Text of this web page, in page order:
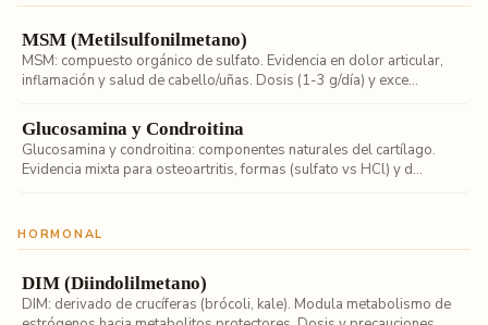
MSM (Metilsulfonilmetano)
MSM: compuesto orgánico de sulfato. Evidencia en dolor articular,
inflamación y salud de cabello/uñas. Dosis (1-3 g/día) y exce...
Glucosamina y Condroitina
Glucosamina y condroitina: componentes naturales del cartílago.
Evidencia mixta para osteoartritis, formas (sulfato vs HCl) y d...
HORMONAL
DIM (Diindolilmetano)
DIM: derivado de crucíferas (brócoli, kale). Modula metabolismo de